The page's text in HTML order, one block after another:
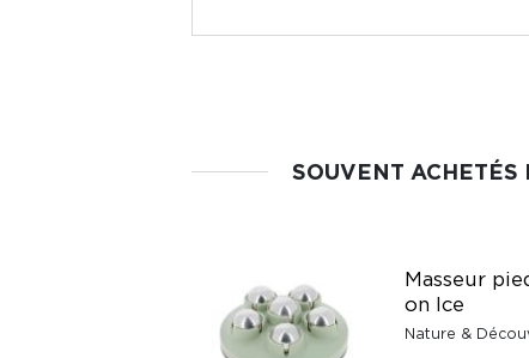
SOUVENT ACHETÉS
Masseur
on Ice
Nature &